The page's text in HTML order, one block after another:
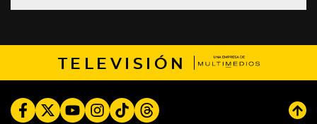
TELEVISIÓN
FacebookTwitterYoutubeInstagram
TikTokThreads